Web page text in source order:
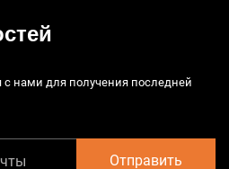
с нами для получения последней
Отправить